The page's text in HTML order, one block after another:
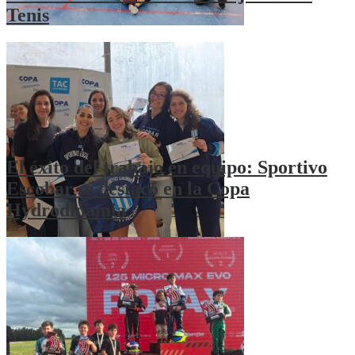
Tenis
El éxito del trabajo en equipo: Sportivo
Escobar se destacó en la Copa
Hydrodinamia